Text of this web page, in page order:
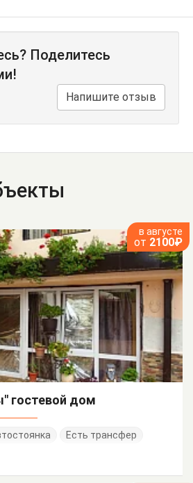
Поделитесь
Напишите отзыв
в августе
от 2100₽
гостевой дом
Есть трансфер